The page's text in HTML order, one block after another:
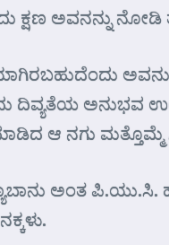
ಕ್ಷಣ ಅವನನ್ನು ನೋಡಿ
ದಿವ್ಯತೆಯ ಅನುಭವ
ಆ ನಗು
ಅಂತ